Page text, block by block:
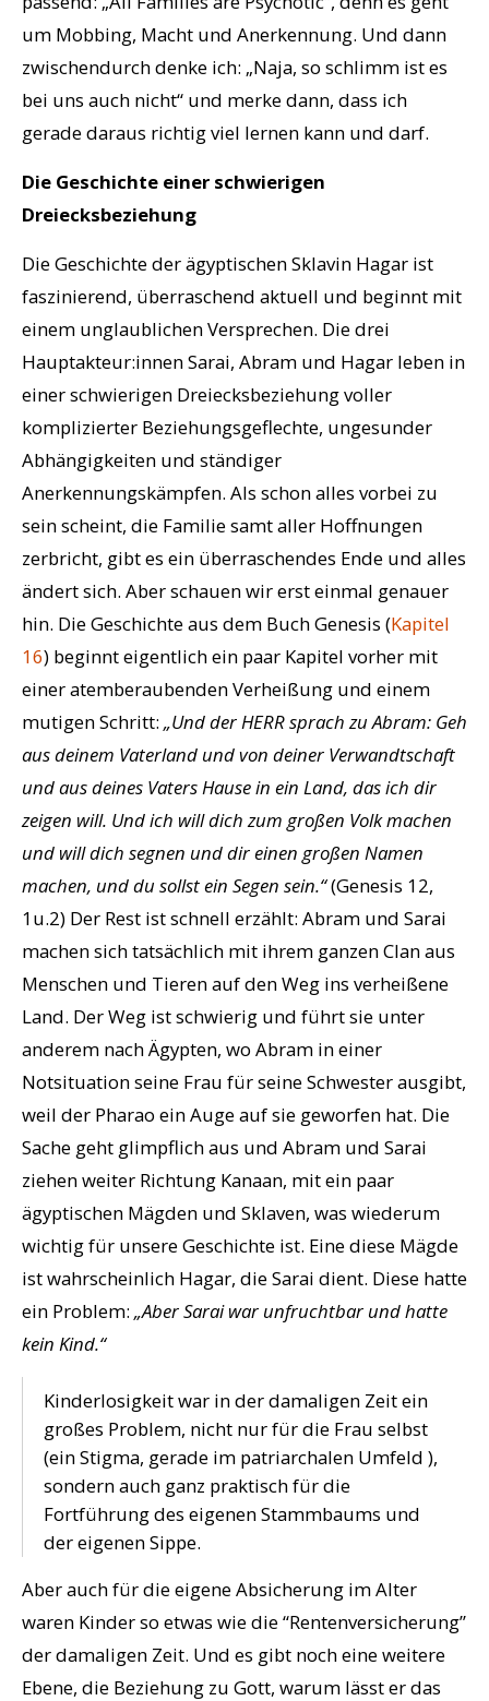
um Mobbing, Macht und Anerkennung. Und dann
zwischendurch denke ich: „Naja, so schlimm ist es
bei uns auch nicht“ und merke dann, dass ich
gerade daraus richtig viel lernen kann und darf.
Die Geschichte einer schwierigen
Dreiecksbeziehung
Die Geschichte der ägyptischen Sklavin Hagar ist
faszinierend, überraschend aktuell und beginnt mit
einem unglaublichen Versprechen. Die drei
Hauptakteur:innen Sarai, Abram und Hagar leben in
einer schwierigen Dreiecksbeziehung voller
komplizierter Beziehungsgeflechte, ungesunder
Abhängigkeiten und ständiger
Anerkennungskämpfen. Als schon alles vorbei zu
sein scheint, die Familie samt aller Hoffnungen
zerbricht, gibt es ein überraschendes Ende und alles
ändert sich. Aber schauen wir erst einmal genauer
hin. Die Geschichte aus dem Buch Genesis (Kapitel
16) beginnt eigentlich ein paar Kapitel vorher mit
einer atemberaubenden Verheißung und einem
mutigen Schritt: „Und der HERR sprach zu Abram: Geh
aus deinem Vaterland und von deiner Verwandtschaft
und aus deines Vaters Hause in ein Land, das ich dir
zeigen will. Und ich will dich zum großen Volk machen
und will dich segnen und dir einen großen Namen
machen, und du sollst ein Segen sein.“(Genesis 12,
1u.2) Der Rest ist schnell erzählt: Abram und Sarai
machen sich tatsächlich mit ihrem ganzen Clan aus
Menschen und Tieren auf den Weg ins verheißene
Land. Der Weg ist schwierig und führt sie unter
anderem nach Ägypten, wo Abram in einer
Notsituation seine Frau für seine Schwester ausgibt,
weil der Pharao ein Auge auf sie geworfen hat. Die
Sache geht glimpflich aus und Abram und Sarai
ziehen weiter Richtung Kanaan, mit ein paar
ägyptischen Mägden und Sklaven, was wiederum
wichtig für unsere Geschichte ist. Eine diese Mägde
ist wahrscheinlich Hagar, die Sarai dient. Diese hatte
ein Problem: „Aber Sarai war unfruchtbar und hatte
kein Kind.“
Kinderlosigkeit war in der damaligen Zeit ein
großes Problem, nicht nur für die Frau selbst
(ein Stigma, gerade im patriarchalen Umfeld ),
sondern auch ganz praktisch für die
Fortführung des eigenen Stammbaums und
der eigenen Sippe.
Aber auch für die eigene Absicherung im Alter
waren Kinder so etwas wie die “Rentenversicherung”
der damaligen Zeit. Und es gibt noch eine weitere
Ebene, die Beziehung zu Gott, warum lässt er das